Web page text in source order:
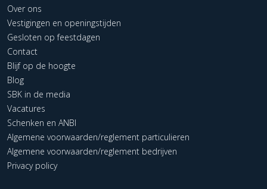
Over ons
Vestigingen en openingstijden
Gesloten op feestdagen
Contact
Blijf op de hoogte
Blog
SBK in de media
Vacatures
Schenken en ANBI
Algemene voorwaarden/reglement particulieren
Algemene voorwaarden/reglement bedrijven
Privacy policy